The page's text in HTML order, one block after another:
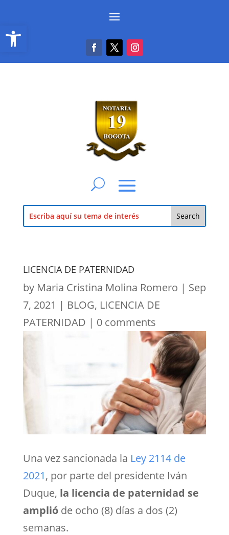
Abrir barra de herramientas
LICENCIA DE PATERNIDAD
by Maria Cristina Molina Romero | Sep
7, 2021 | BLOG, LICENCIA DE
PATERNIDAD | 0 comments
Una vez sancionada la Ley 2114 de
2021, por parte del presidente Iván
Duque, la licencia de paternidad se
amplióde ocho (8) días a dos (2)
semanas.